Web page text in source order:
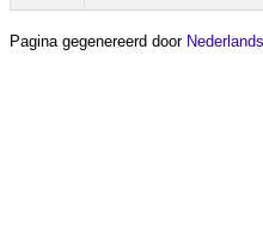
Pagina gegenereerd door